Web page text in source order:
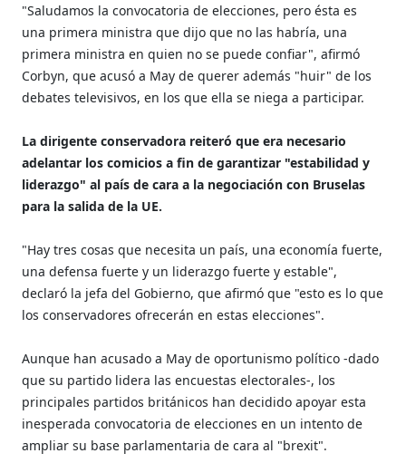
"Saludamos la convocatoria de elecciones, pero ésta es
una primera ministra que dijo que no las habría, una
primera ministra en quien no se puede confiar", afirmó
Corbyn, que acusó a May de querer además "huir" de los
debates televisivos, en los que ella se niega a participar.
La dirigente conservadora reiteró que era necesario
adelantar los comicios a fin de garantizar "estabilidad y
liderazgo" al país de cara a la negociación con Bruselas
para la salida de la UE.
"Hay tres cosas que necesita un país, una economía fuerte,
una defensa fuerte y un liderazgo fuerte y estable",
declaró la jefa del Gobierno, que afirmó que "esto es lo que
los conservadores ofrecerán en estas elecciones".
Aunque han acusado a May de oportunismo político -dado
que su partido lidera las encuestas electorales-, los
principales partidos británicos han decidido apoyar esta
inesperada convocatoria de elecciones en un intento de
ampliar su base parlamentaria de cara al "brexit".